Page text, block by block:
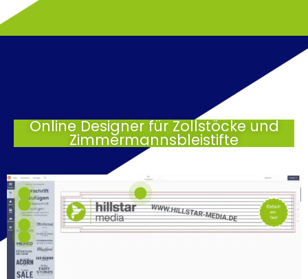
Online Designer für Zollstöcke und
Zimmermannsbleistifte